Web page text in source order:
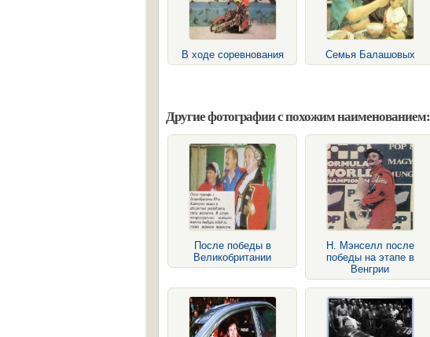
В ходе соревнования Семья Балашовых
Другие фотографии с похожим наименованием:
После победы в
Великобритании
Н. Мэнселл после
победы на этапе в
Венгрии